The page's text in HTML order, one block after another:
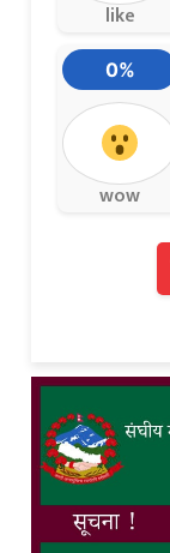
like
0%
wow